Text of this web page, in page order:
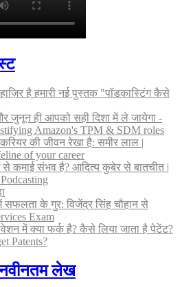
है हमारी नई पुस्तक "पॉडकास्टिंग कैसे
जुनून ही आपको सही दिशा में ले जायेगा -
Amazon's TPM & SDM roles
की जीवन रेखा है: समीर लाल |
of your career
से कमाई संभव है? आदित्य कुबेर से बातचीत |
सफलता के गुर: विजेंद्र सिंह चौहान से
Exam
में क्या फर्क है? कैसे लिया जाता है पेटेंट?
Patents?
नवीनतम लेख